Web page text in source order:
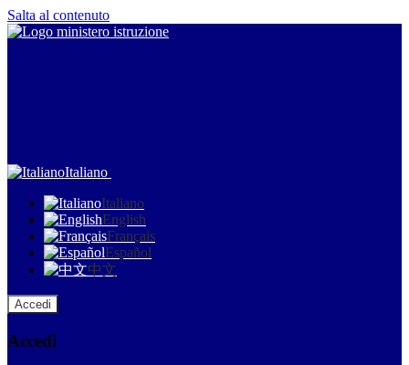
Salta al contenuto
Italiano
Italiano
English
Français
Español
中文
Accedi
Accedi